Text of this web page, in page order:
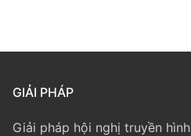
GIẢI PHÁP
Giải pháp hội nghị truyền hình